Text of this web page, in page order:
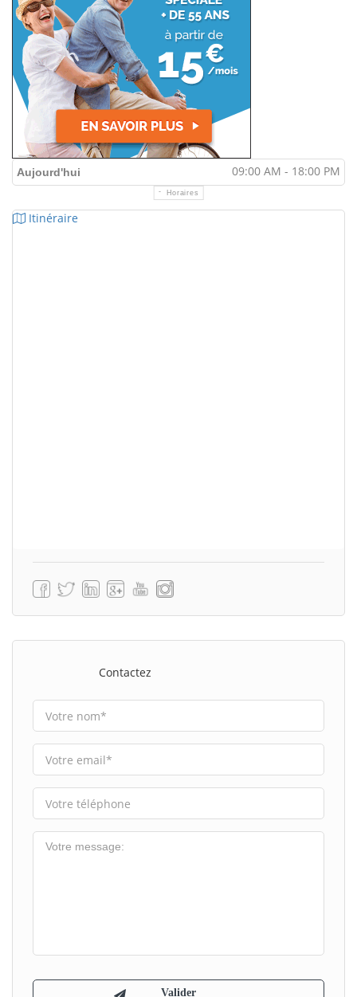
Aujourd'hui 09:00 AM - 18:00 PM
Horaires
Itinéraire
Contactez